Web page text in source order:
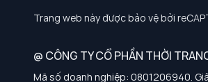
Chính sách bảo vệ dữ liệu cá nhân
Chính sách thanh toán, giao nhận
Chính sách chất lượng và an toàn sức
Tuyển dụng
Trang web này được bảo vệ bởi
@ CÔNG TY CỔ PHẦN THỜI
Mã số doanh nghiệp: 0801206940.